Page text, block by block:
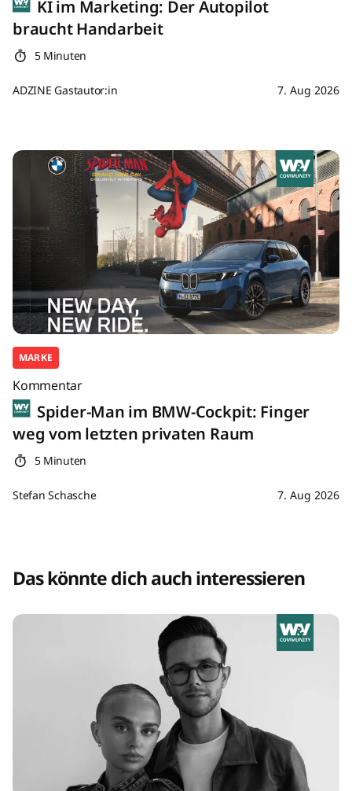
KI im Marketing: Der Autopilot
braucht Handarbeit
5 Minuten
ADZINE Gastautor:in 7. Aug 2026
MARKE
Kommentar
Spider-Man im BMW-Cockpit: Finger
weg vom letzten privaten Raum
5 Minuten
Stefan Schasche 7. Aug 2026
Das könnte dich auch interessieren